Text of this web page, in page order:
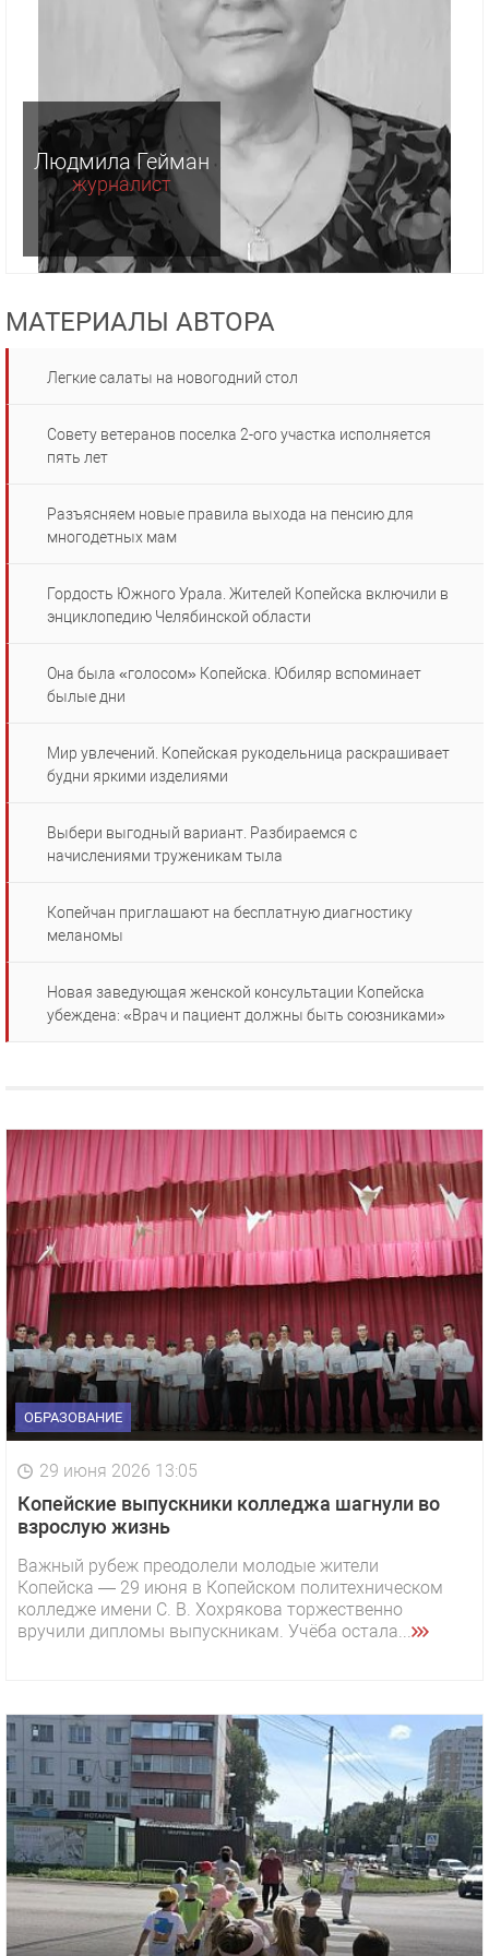
Людмила Гейман
журналист
МАТЕРИАЛЫ АВТОРА
Легкие салаты на новогодний стол
Совету ветеранов поселка 2-ого участка исполняется
пять лет
Разъясняем новые правила выхода на пенсию для
многодетных мам
Гордость Южного Урала. Жителей Копейска включили в
энциклопедию Челябинской области
Она была «голосом» Копейска. Юбиляр вспоминает
былые дни
Мир увлечений. Копейская рукодельница раскрашивает
будни яркими изделиями
Выбери выгодный вариант. Разбираемся с
начислениями труженикам тыла
Копейчан приглашают на бесплатную диагностику
меланомы
Новая заведующая женской консультации Копейска
убеждена: «Врач и пациент должны быть союзниками»
ОБРАЗОВАНИЕ
29 июня 2026 13:05
Копейские выпускники колледжа шагнули во
взрослую жизнь
Важный рубеж преодолели молодые жители
Копейска — 29 июня в Копейском политехническом
колледже имени С. В. Хохрякова торжественно
вручили дипломы выпускникам. Учёба остала...